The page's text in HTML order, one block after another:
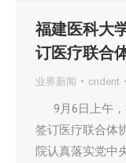
福建医科大
订医疗联合
业界新闻 cndent
9月6日上午，
签订医疗联合体
院认真落实党中